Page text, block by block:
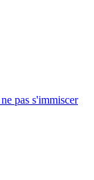
pas s'immiscer